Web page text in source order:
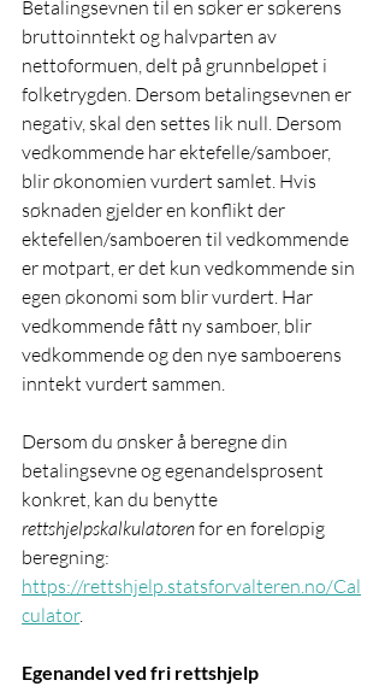
Betalingsevnen til en søker er søkerens
bruttoinntekt og halvparten av
nettoformuen, delt på grunnbeløpet i
folketrygden. Dersom betalingsevnen er
negativ, skal den settes lik null. Dersom
vedkommende har ektefelle/samboer,
blir økonomien vurdert samlet. Hvis
søknaden gjelder en konflikt der
ektefellen/samboeren til vedkommende
er motpart, er det kun vedkommende sin
egen økonomi som blir vurdert. Har
vedkommende fått ny samboer, blir
vedkommende og den nye samboerens
inntekt vurdert sammen.
Dersom du ønsker å beregne din
betalingsevne og egenandelsprosent
konkret, kan du benytte
rettshjelpskalkulatoren for en foreløpig
beregning:
https://rettshjelp.statsforvalteren.no/Cal
culator.
Egenandel ved fri rettshjelp